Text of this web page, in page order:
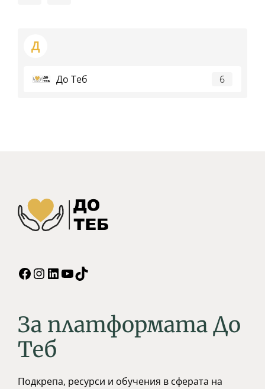
Д
До Теб 6
Facebook
Instagram
LinkedIn
YouTube
За платформата До
Tеб
Подкрепа, ресурси и обучения в сферата на